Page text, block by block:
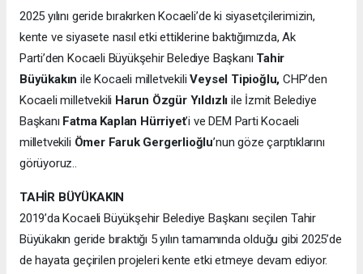
2025 yılını geride bırakırken Kocaeli’de ki siyasetçilerimizin,
kente ve siyasete nasıl etki ettiklerine baktığımızda, Ak
Parti’den Kocaeli Büyükşehir Belediye Başkanı Tahir
Büyükakın ile Kocaeli milletvekiliVeysel Tipioğlu, CHP’den
Kocaeli milletvekili Harun Özgür Yıldızlı ile İzmit Belediye
Başkanı Fatma Kaplan Hürriyet’i ve DEM Parti Kocaeli
milletvekili Ömer Faruk Gergerlioğlu’nun göze çarptıklarını
görüyoruz..
TAHİR BÜYÜKAKIN
2019’da Kocaeli Büyükşehir Belediye Başkanı seçilen Tahir
Büyükakın geride bıraktığı 5 yılın tamamında olduğu gibi 2025’de
de hayata geçirilen projeleri kente etki etmeye devam ediyor.